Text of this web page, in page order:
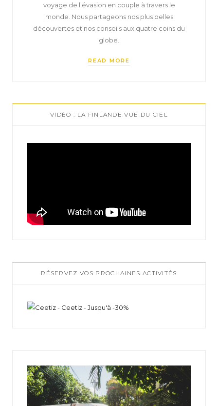
voyage de l'évasion en couple à travers le
monde. Nous partageons nos plus belles
découvertes et nos conseils aux quatre coins du
globe.
READ MORE
VIDÉO : LA FINLANDE VUE DU CIEL
RÉSERVEZ VOS PROCHAINES ACTIVITÉS